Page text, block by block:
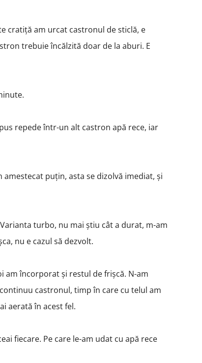
cratiță am urcat castronul de sticlă, e
trebuie încălzită doar de la aburi. E
repede într-un alt castron apă rece, iar
puțin, asta se dizolvă imediat, și
turbo, nu mai știu cât a durat, m-am
nu e cazul să dezvolt.
am încorporat și restul de frișcă. N-am
castronul, timp în care cu telul am
aerată în acest fel.
fiecare. Pe care le-am udat cu apă rece